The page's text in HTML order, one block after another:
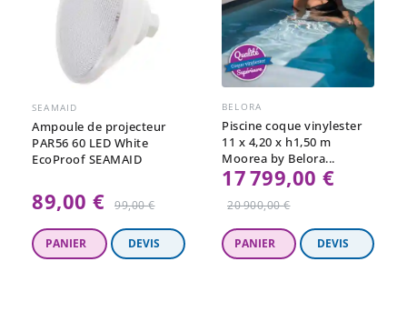
SEAMAID
Ampoule de projecteur
PAR56 60 LED White
EcoProof SEAMAID
89,00 € Prix
régulier
99,00 €
BELORA
Piscine coque vinylester
11 x 4,20 x h1,50 m
Moorea by Belora...
17 799,00 €Prix
régulier
20 900,00 €